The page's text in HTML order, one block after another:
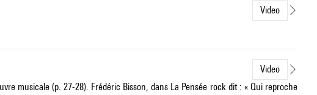
Video
Video
musicale (p. 27-28). Frédéric Bisson, dans La Pensée rock dit : « Qui reproche